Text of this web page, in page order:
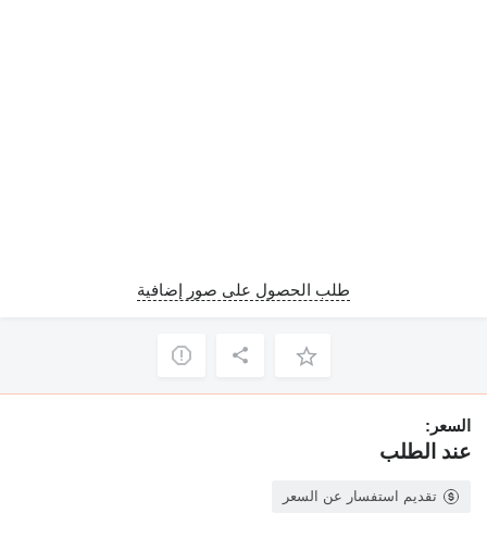
طلب الحصول على صور إضافية
السعر:
عند الطلب
تقديم استفسار عن السعر